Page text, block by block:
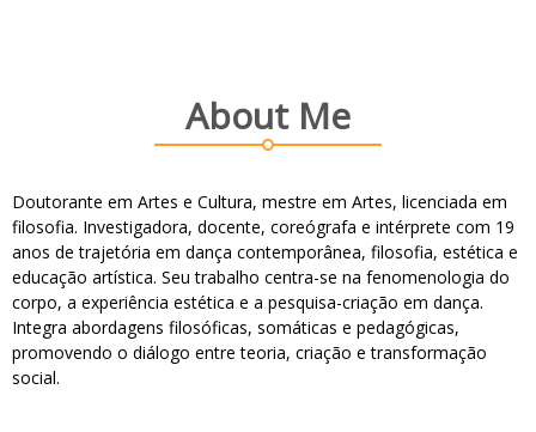
About Me
Doutorante em Artes e Cultura, mestre em Artes, licenciada em
filosofia. Investigadora, docente, coreógrafa e intérprete com 19
anos de trajetória em dança contemporânea, filosofia, estética e
educação artística. Seu trabalho centra-se na fenomenologia do
corpo, a experiência estética e a pesquisa-criação em dança.
Integra abordagens filosóficas, somáticas e pedagógicas,
promovendo o diálogo entre teoria, criação e transformação
social.